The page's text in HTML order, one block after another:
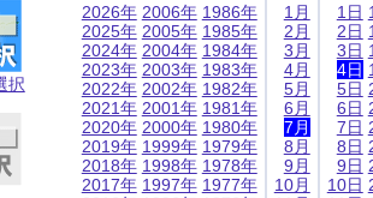
択
2026年
2025年
2024年
2023年
2022年
2021年
2020年
2019年
2018年
2017年
2006年
2005年
2004年
2003年
2002年
2001年
2000年
1999年
1998年
1997年
1986年
1985年
1984年
1983年
1982年
1981年
1980年
1979年
1978年
1977年
1月
2月
3月
4月
5月
6月
7月
8月
9月
10月
1日
2日
3日
4日
5日
6日
7日
8日
9日
10日